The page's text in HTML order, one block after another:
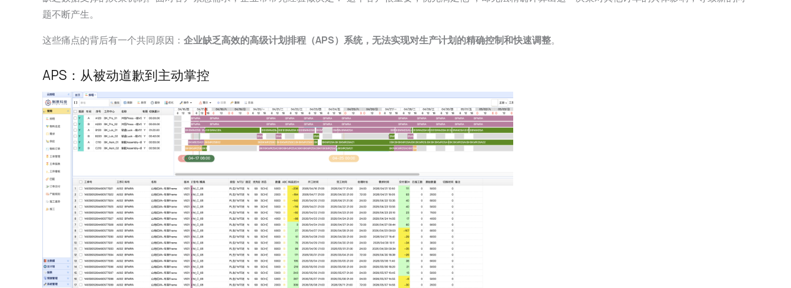
题不断产生。
这些痛点的背后有一个共同原因： 企业缺乏高效的高级计划排程（APS）系统，无法实现对生产计划的精确控制和快速调整。
APS：从被动道歉到主动掌控